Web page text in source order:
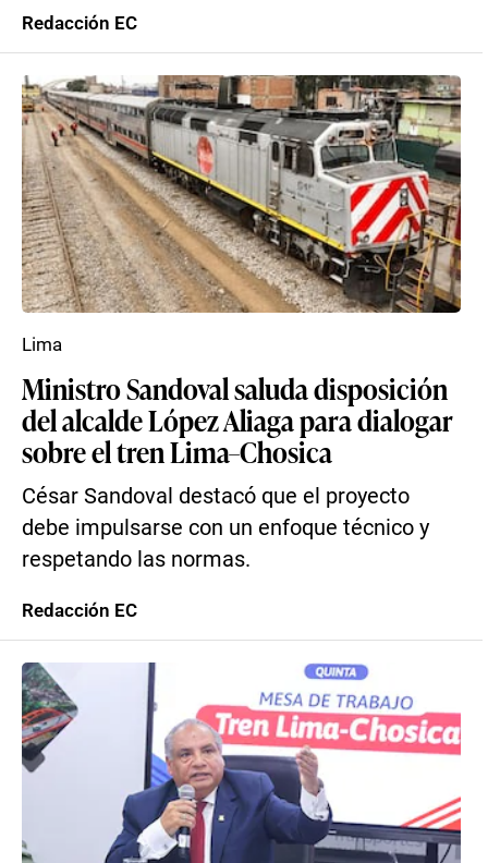
Redacción EC
Ministro Sandoval saluda disposición
del alcalde López Aliaga para dialogar
sobre el tren Lima–Chosica
César Sandoval destacó que el proyecto
debe impulsarse con un enfoque técnico y
respetando las normas.
Lima
Redacción EC